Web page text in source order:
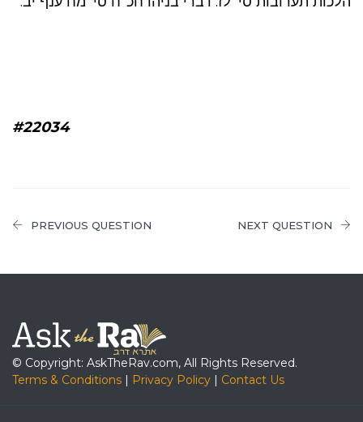
#22034
PREVIOUS QUESTION NEXT QUESTION
© Copyright: AskTheRav.com, All Rights Reserved.
Terms & Conditions | Privacy Policy | Contact Us